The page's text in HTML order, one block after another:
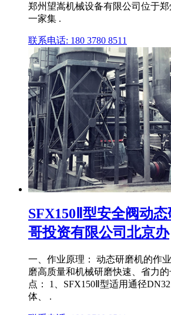
郑州望嵩机械设备有限公司位于
一家集 .
联系电话: 180 3780 8511
SFX150Ⅱ型安全阀动
哥投资有限公司北京办
一、作业原理： 动态研磨机的作
磨高质量和机械研磨快速、省力
点： 1、SFX150Ⅱ型适用通径
体、 .